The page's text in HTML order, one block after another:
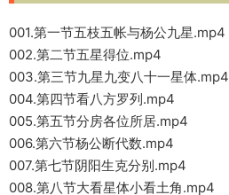
001.第一节五枝五帐与杨公九星.mp4
002.第二节五星得位.mp4
003.第三节九星九变八十一星体.mp4
004.第四节看八方罗列.mp4
005.第五节分房各位所居.mp4
006.第六节杨公断代数.mp4
007.第七节阴阳生克分别.mp4
008.第八节大看星体小看土角.mp4